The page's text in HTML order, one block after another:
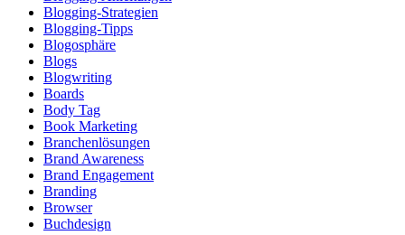
Blogging-Strategien
Blogging-Tipps
Blogosphäre
Blogs
Blogwriting
Boards
Body Tag
Book Marketing
Branchenlösungen
Brand Awareness
Brand Engagement
Branding
Browser
Buchdesign